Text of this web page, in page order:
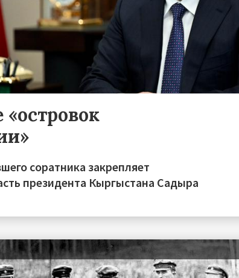
соратника закрепляет
президента Кыргыстана Садыра